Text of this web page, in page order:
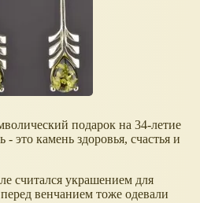
подарок на 34-летие
это камень здоровья, счастья и
считался украшением для
венчанием тоже одевали